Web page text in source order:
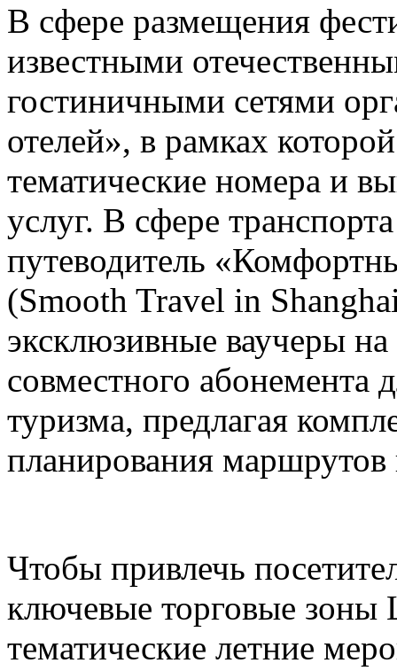
В сфере размещения
известными
гостиничными сетями
отелей», в рамках
тематические номера и
услуг. В сфере
путеводитель
(Smooth Travel in
эксклюзивные ваучеры
совместного абонемента
туризма, предлагая
планирования маршрутов
Чтобы привлечь
ключевые торговые зоны
тематические летние